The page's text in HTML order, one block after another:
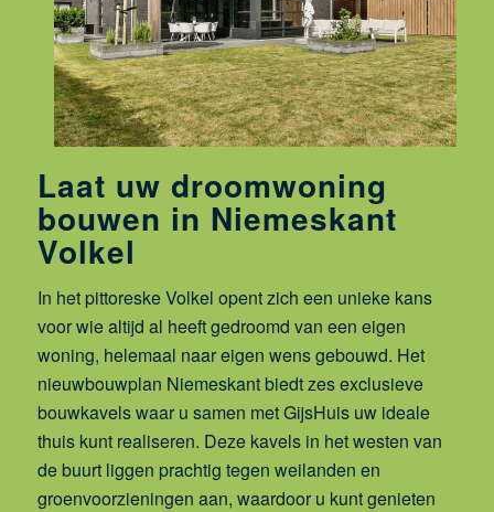
Laat uw droomwoning
bouwen in Niemeskant
Volkel
In het pittoreske Volkel opent zich een unieke kans
voor wie altijd al heeft gedroomd van een eigen
woning, helemaal naar eigen wens gebouwd. Het
nieuwbouwplan Niemeskant biedt zes exclusieve
bouwkavels waar u samen met GijsHuis uw ideale
thuis kunt realiseren. Deze kavels in het westen van
de buurt liggen prachtig tegen weilanden en
groenvoorzieningen aan, waardoor u kunt genieten